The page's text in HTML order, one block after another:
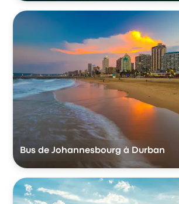
Bus de Johannesbourg à Durban